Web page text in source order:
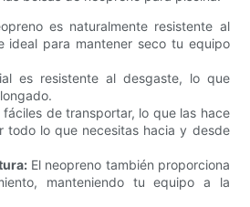
es naturalmente resistente al
ideal para mantener seco tu equipo
es resistente al desgaste, lo que
fáciles de transportar, lo que las hace
todo lo que necesitas hacia y desde
El neopreno también proporciona
manteniendo tu equipo a la